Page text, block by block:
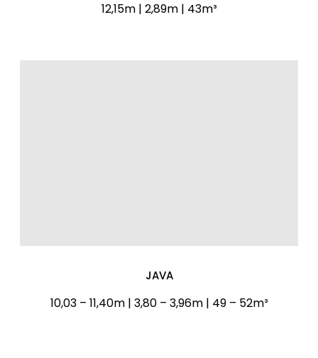
12,15m | 2,89m | 43m³
JAVA
10,03 – 11,40m | 3,80 – 3,96m | 49 – 52m³